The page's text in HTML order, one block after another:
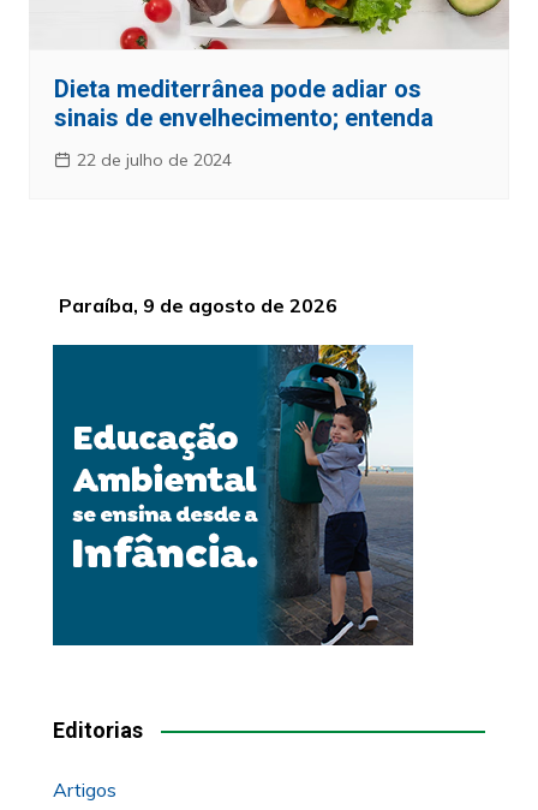
Dieta mediterrânea pode adiar os
sinais de envelhecimento; entenda
22 de julho de 2024
Paraíba, 9 de agosto de 2026
Editorias
Artigos